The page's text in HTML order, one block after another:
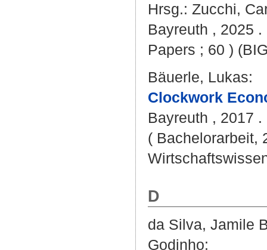
Hrsg.: Zucchi,
Bayreuth , 2025
Papers ; 60 )
Bäuerle, Lukas:
Clockwork
Bayreuth , 2017 .
( Bachelorarbeit,
D
da Silva, Jamile
Godinho: